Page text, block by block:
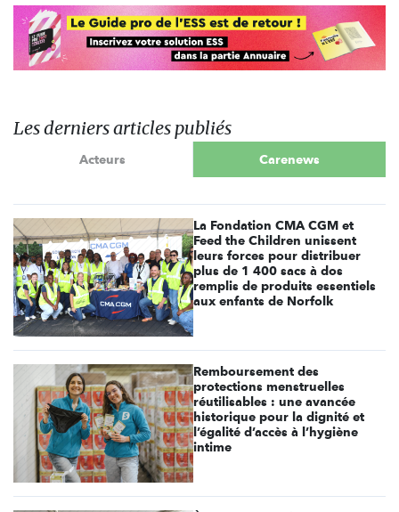
Les derniers articles publiés
Acteurs Carenews
La Fondation CMA CGM et
Feed the Children unissent
leurs forces pour distribuer
plus de 1 400 sacs à dos
remplis de produits essentiels
aux enfants de Norfolk
Remboursement des
protections menstruelles
réutilisables : une avancée
historique pour la dignité et
l’égalité d’accès à l’hygiène
intime